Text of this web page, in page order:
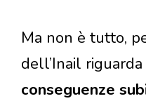
Ma non è tutto,
dell’Inail
conseguenze